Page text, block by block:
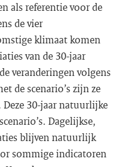
als referentie voor de
de vier
klimaat komen
van de 30-jaar
veranderingen volgens
de scenario’s zijn ze
Deze 30-jaar natuurlijke
Dagelijkse,
blijven natuurlijk
sommige indicatoren